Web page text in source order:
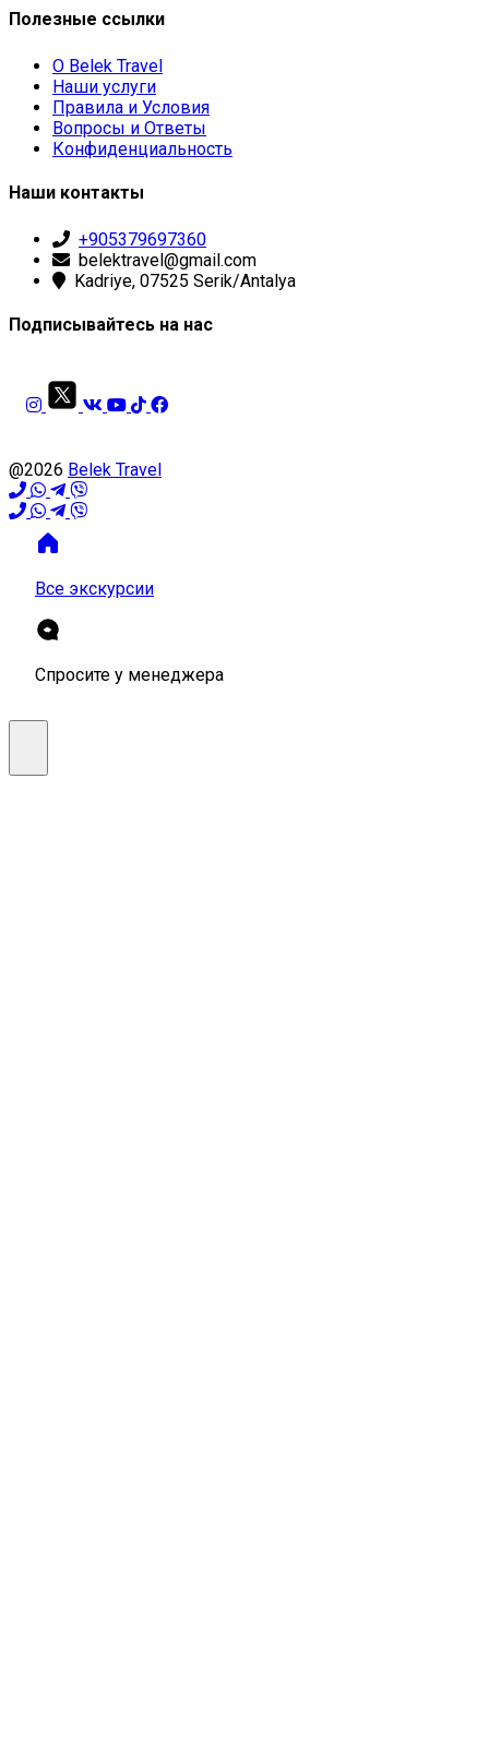
Полезные ссылки
О Belek Travel
Наши услуги
Правила и Условия
Вопросы и Ответы
Конфиденциальность
Наши контакты
+905379697360
belektravel@gmail.com
Kadriye, 07525 Serik/Antalya
Подписывайтесь на нас
@2026 Belek Travel
Все экскурсии
Спросите у менеджера